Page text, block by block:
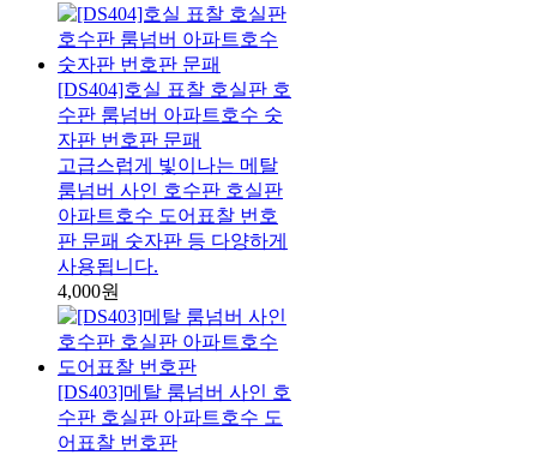
[DS404]호실 표찰 호실판 호
수판 룸넘버 아파트호수 숫
자판 번호판 문패
고급스럽게 빛이나는 메탈
룸넘버 사인 호수판 호실판
아파트호수 도어표찰 번호
판 문패 숫자판 등 다양하게
사용됩니다.
4,000원
[DS403]메탈 룸넘버 사인 호
수판 호실판 아파트호수 도
어표찰 번호판